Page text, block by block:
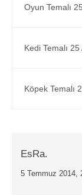
Oyun Temalı
Kedi Temalı
Köpek Temalı
EsRa.
5 Temmuz 2014,